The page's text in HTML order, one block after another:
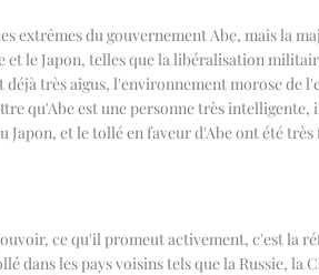
extrêmes du gouvernement Abe, mais la
et le Japon, telles que la libéralisation
très aigus, l'environnement morose de
qu'Abe est une personne très intelligente,
et le tollé en faveur d'Abe ont été
ce qu'il promeut activement, c'est la
les pays voisins tels que la Russie, la